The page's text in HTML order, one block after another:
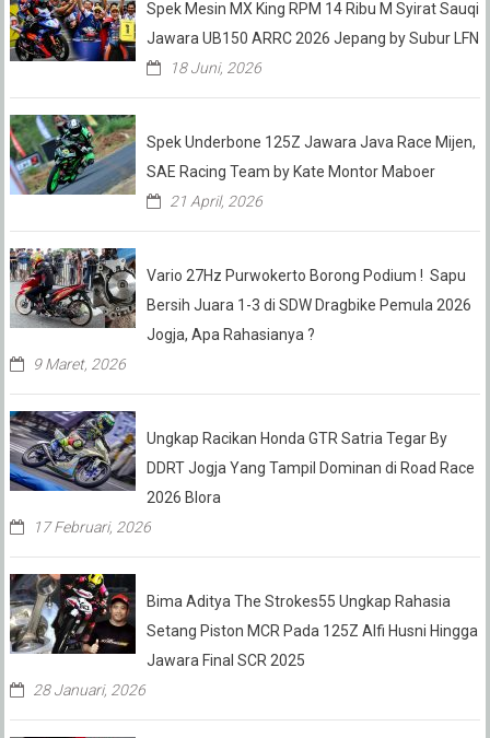
Spek Mesin MX King RPM 14 Ribu M Syirat Sauqi
Jawara UB150 ARRC 2026 Jepang by Subur LFN
18 Juni, 2026
Spek Underbone 125Z Jawara Java Race Mijen,
SAE Racing Team by Kate Montor Maboer
21 April, 2026
Vario 27Hz Purwokerto Borong Podium ! Sapu
Bersih Juara 1-3 di SDW Dragbike Pemula 2026
Jogja, Apa Rahasianya ?
9 Maret, 2026
Ungkap Racikan Honda GTR Satria Tegar By
DDRT Jogja Yang Tampil Dominan di Road Race
2026 Blora
17 Februari, 2026
Bima Aditya The Strokes55 Ungkap Rahasia
Setang Piston MCR Pada 125Z Alfi Husni Hingga
Jawara Final SCR 2025
28 Januari, 2026